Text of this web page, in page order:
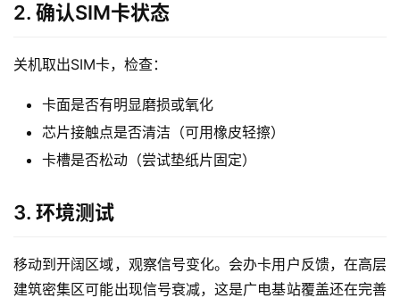
2. 确认SIM卡状态
关机取出SIM卡，检查：
卡面是否有明显磨损或氧化
芯片接触点是否清洁（可用橡皮轻擦）
卡槽是否松动（尝试垫纸片固定）
3. 环境测试
移动到开阔区域，观察信号变化。会办卡用户反馈，在高层
建筑密集区可能出现信号衰减，这是广电基站覆盖还在完善